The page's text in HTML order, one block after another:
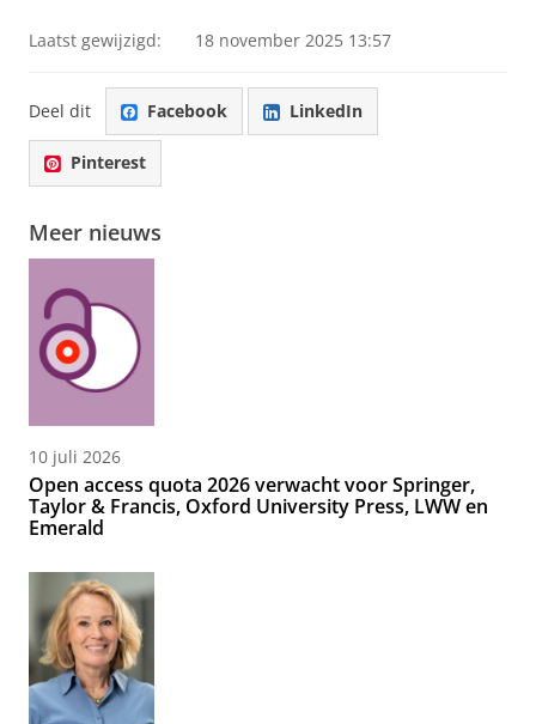
Laatst gewijzigd: 18 november 2025 13:57
Deel dit Facebook LinkedIn
Pinterest
Meer nieuws
10 juli 2026
Open access quota 2026 verwacht voor Springer,
Taylor & Francis, Oxford University Press, LWW en
Emerald